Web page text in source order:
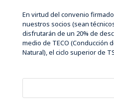
En virtud del convenio firmado
nuestros socios (sean
disfrutarán de un 20% de
medio de TECO (Conducción
Natural), el ciclo superior de